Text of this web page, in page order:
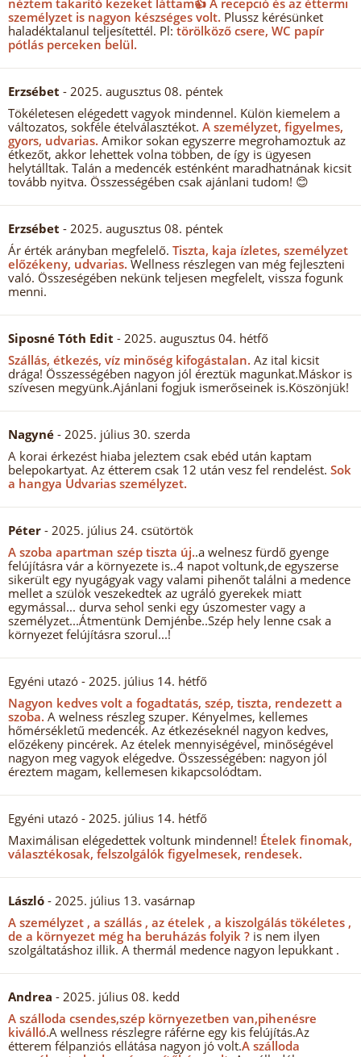
néztem takarító kezeket láttam👍 A recepció és az éttermi
személyzet is nagyon készséges volt. Plussz kérésünket
haladéktalanul teljesítettél. Pl: törölköző csere, WC papír
pótlás perceken belül.
Erzsébet - 2025. augusztus 08. péntek
Tökéletesen elégedett vagyok mindennel. Külön kiemelem a
változatos, sokféle ételválasztékot. A személyzet, figyelmes,
gyors, udvarias. Amikor sokan egyszerre megrohamoztuk az
étkezőt, akkor lehettek volna többen, de így is ügyesen
helytálltak. Talán a medencék esténként maradhatnának kicsit
tovább nyitva. Összességében csak ajánlani tudom! 😊
Erzsébet - 2025. augusztus 08. péntek
Ár érték arányban megfelelő. Tiszta, kaja ízletes, személyzet
előzékeny, udvarias. Wellness részlegen van még fejleszteni
való. Összeségében nekünk teljesen megfelelt, vissza fogunk
menni.
Siposné Tóth Edit - 2025. augusztus 04. hétfő
Szállás, étkezés, víz minőség kifogástalan. Az ital kicsit
drága! Összességében nagyon jól éreztük magunkat.Máskor is
szívesen megyünk.Ajánlani fogjuk ismerőseinek is.Köszönjük!
Nagyné - 2025. július 30. szerda
A korai érkezést hiaba jeleztem csak ebéd után kaptam
belepokartyat. Az étterem csak 12 után vesz fel rendelést. Sok
a hangya Udvarias személyzet.
Péter - 2025. július 24. csütörtök
A szoba apartman szép tiszta új..a welnesz fürdő gyenge
felújításra vár a környezete is..4 napot voltunk,de egyszerse
sikerült egy nyugágyak vagy valami pihenőt találni a medence
mellet a szülök veszekedtek az ugráló gyerekek miatt
egymással... durva sehol senki egy úszomester vagy a
személyzet...Átmentünk Demjénbe..Szép hely lenne csak a
környezet felújításra szorul...!
Egyéni utazó - 2025. július 14. hétfő
Nagyon kedves volt a fogadtatás, szép, tiszta, rendezett a
szoba. A welness részleg szuper. Kényelmes, kellemes
hőmérsékletű medencék. Az étkezéseknél nagyon kedves,
előzékeny pincérek. Az ételek mennyiségével, minőségével
nagyon meg vagyok elégedve. Összességében: nagyon jól
éreztem magam, kellemesen kikapcsolódtam.
Egyéni utazó - 2025. július 14. hétfő
Maximálisan elégedettek voltunk mindennel! Ételek finomak,
választékosak, felszolgálók figyelmesek, rendesek.
László - 2025. július 13. vasárnap
A személyzet , a szállás , az ételek , a kiszolgálás tökéletes ,
de a környezet még ha beruházás folyik ? is nem ilyen
szolgáltatáshoz illik. A thermál medence nagyon lepukkant .
Andrea - 2025. július 08. kedd
A szálloda csendes,szép környezetben van,pihenésre
kiválló.A wellness részlegre ráférne egy kis felújítás.Az
étterem félpanziós ellátása nagyon jó volt.A szálloda